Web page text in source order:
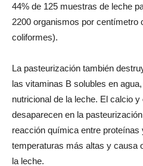
44% de 125 muestras de leche
2200 organismos por centímetro
coliformes).
La pasteurización también
las vitaminas B solubles en
nutricional de la leche. El calcio
desaparecen en la
reacción química entre
temperaturas más altas y causa
la leche.